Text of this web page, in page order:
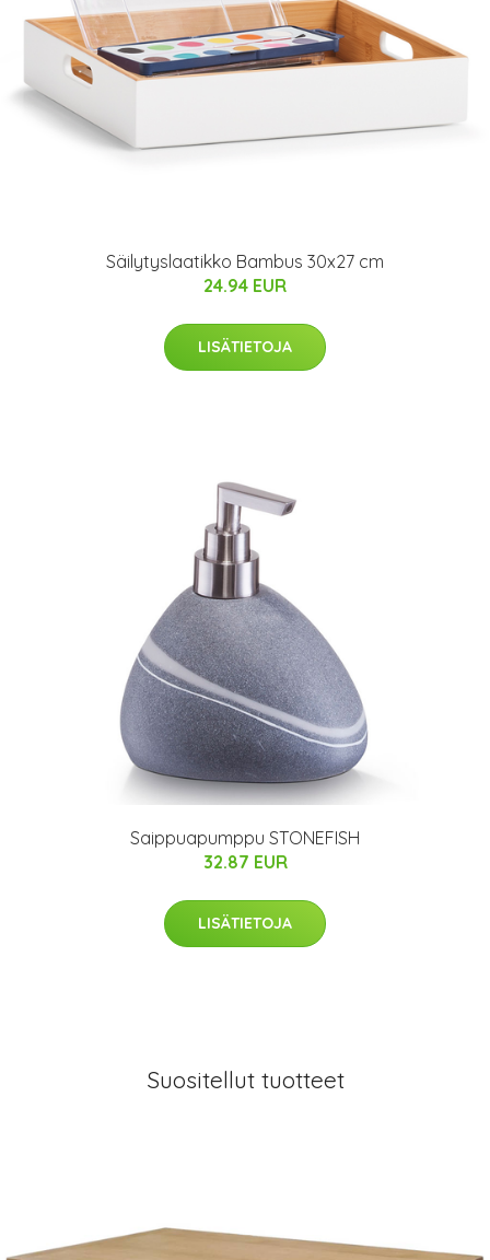
Säilytyslaatikko Bambus 30x27 cm
24.94 EUR
LISÄTIETOJA
Saippuapumppu STONEFISH
32.87 EUR
LISÄTIETOJA
Suositellut tuotteet